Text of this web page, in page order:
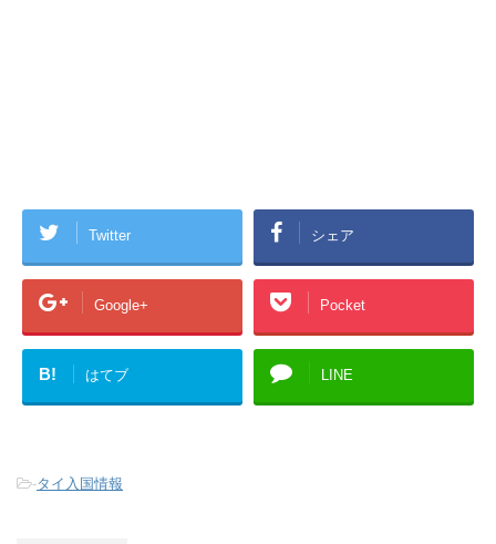
Twitter シェア
Google+ Pocket
B! はてブ LINE
-タイ入国情報